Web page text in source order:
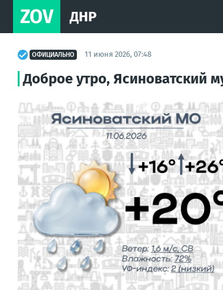
ZOV ДНР
ОФИЦИАЛЬНО 11 июня 2026, 07:48
Доброе утро, Ясиноватский